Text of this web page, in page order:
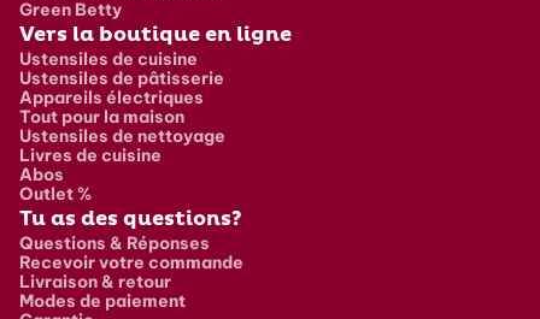
Green Betty
Vers la boutique en ligne
Ustensiles de cuisine
Ustensiles de pâtisserie
Appareils électriques
Tout pour la maison
Ustensiles de nettoyage
Livres de cuisine
Abos
Outlet %
Tu as des questions?
Questions & Réponses
Recevoir votre commande
Livraison & retour
Modes de paiement